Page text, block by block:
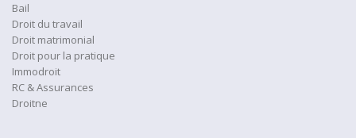
Bail
Droit du travail
Droit matrimonial
Droit pour la pratique
Immodroit
RC & Assurances
Droitne